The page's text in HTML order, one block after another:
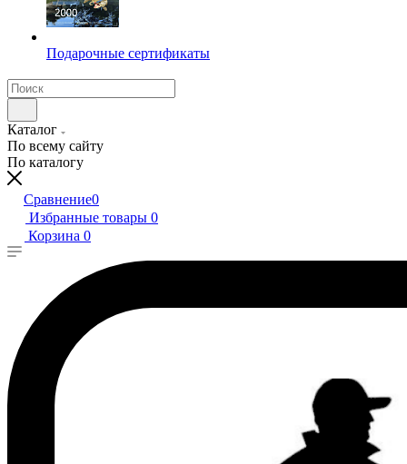
Подарочные сертификаты
Каталог
По всему сайту
По каталогу
Сравнение0
Избранные товары 0
Корзина 0